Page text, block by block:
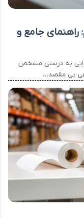
جامع و
به درستی مشخص
بی مقصد…